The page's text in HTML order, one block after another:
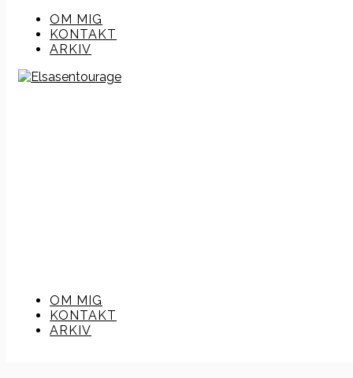
OM MIG
KONTAKT
ARKIV
OM MIG
KONTAKT
ARKIV